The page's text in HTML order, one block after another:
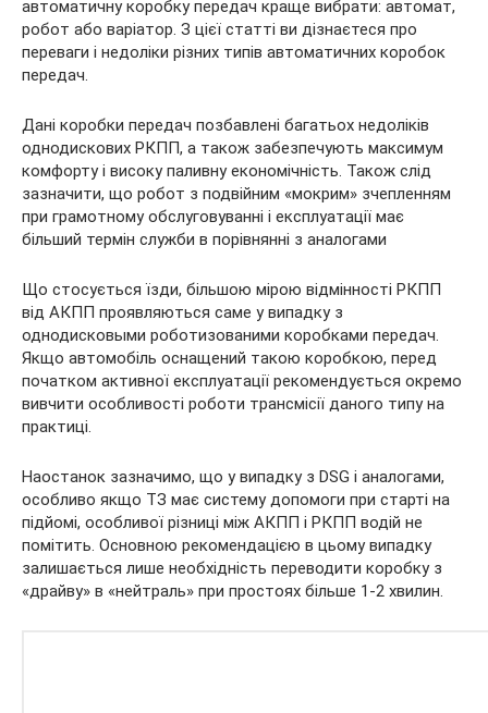
автоматичну коробку передач краще вибрати: автомат,
робот або варіатор. З цієї статті ви дізнаєтеся про
переваги і недоліки різних типів автоматичних коробок
передач.
Дані коробки передач позбавлені багатьох недоліків
однодискових РКПП, а також забезпечують максимум
комфорту і високу паливну економічність. Також слід
зазначити, що робот з подвійним «мокрим» зчепленням
при грамотному обслуговуванні і експлуатації має
більший термін служби в порівнянні з аналогами
Що стосується їзди, більшою мірою відмінності РКПП
від АКПП проявляються саме у випадку з
однодисковыми роботизованими коробками передач.
Якщо автомобіль оснащений такою коробкою, перед
початком активної експлуатації рекомендується окремо
вивчити особливості роботи трансмісії даного типу на
практиці.
Наостанок зазначимо, що у випадку з DSG і аналогами,
особливо якщо ТЗ має систему допомоги при старті на
підйомі, особливої різниці між АКПП і РКПП водій не
помітить. Основною рекомендацією в цьому випадку
залишається лише необхідність переводити коробку з
«драйву» в «нейтраль» при простоях більше 1-2 хвилин.